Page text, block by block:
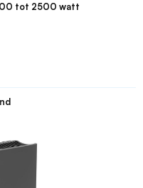
tot 2500 watt